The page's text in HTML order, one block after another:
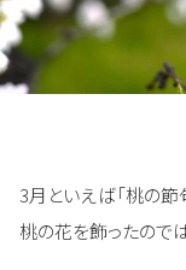
3月といえば「桃の節
桃の花を飾ったので